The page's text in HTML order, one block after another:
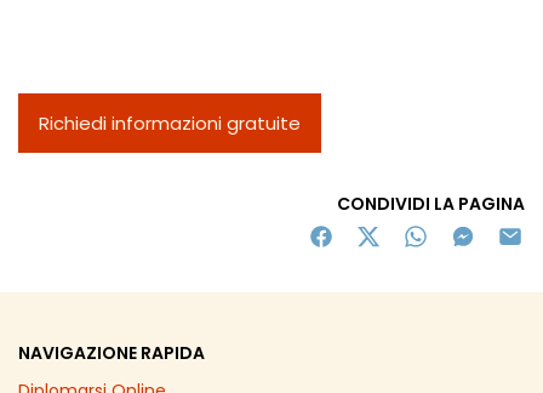
Richiedi informazioni gratuite
CONDIVIDI LA PAGINA
NAVIGAZIONE RAPIDA